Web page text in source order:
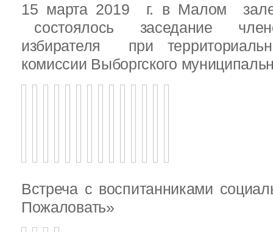
15 марта 2019 г. в Малом
состоялось заседание
избирателя при
комиссии Выборгского
Встреча с воспитанниками
Пожаловать»